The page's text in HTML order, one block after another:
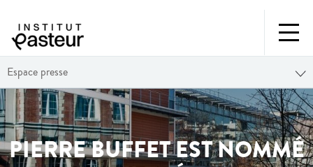
Espace presse
PIERRE BUFFET EST NOMMÉ